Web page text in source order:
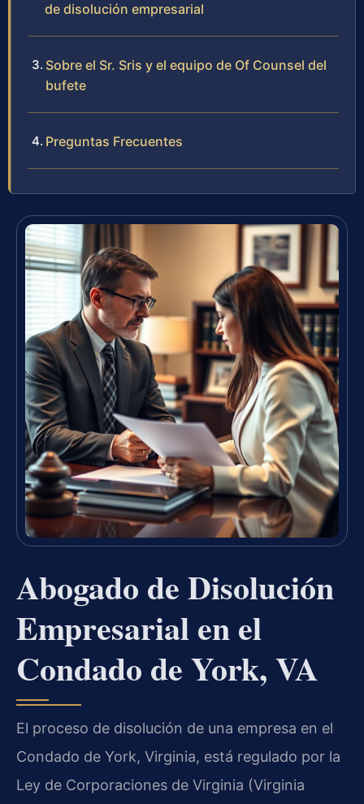
de disolución empresarial
Sobre el Sr. Sris y el equipo de Of Counsel del
bufete
Preguntas Frecuentes
Abogado de Disolución
Empresarial en el
Condado de York, VA
El proceso de disolución de una empresa en el
Condado de York, Virginia, está regulado por la
Ley de Corporaciones de Virginia (Virginia